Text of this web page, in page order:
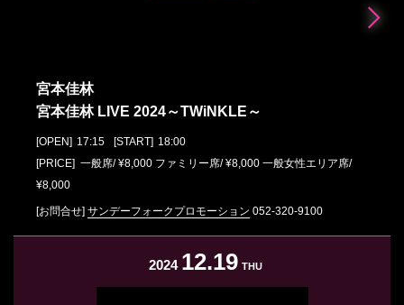
宮本佳林
宮本佳林 LIVE 2024～TWiNKLE～
[OPEN] 17:15 [START] 18:00
[PRICE] 一般席/ ¥8,000 ファミリー席/ ¥8,000 一般女性エリア席/
¥8,000
[お問合せ] サンデーフォークプロモーション 052-320-9100
2024 12.19 THU